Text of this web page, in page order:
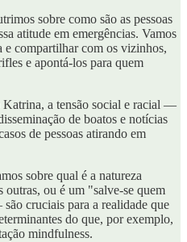
sobre como são as pessoas
atitude em emergências. Vamos
e compartilhar com os vizinhos,
e apontá-los para quem
a tensão social e racial —
de boatos e notícias
de pessoas atirando em
sobre qual é a natureza
ou é um "salve-se quem
cruciais para a realidade que
do que, por exemplo,
mindfulness.